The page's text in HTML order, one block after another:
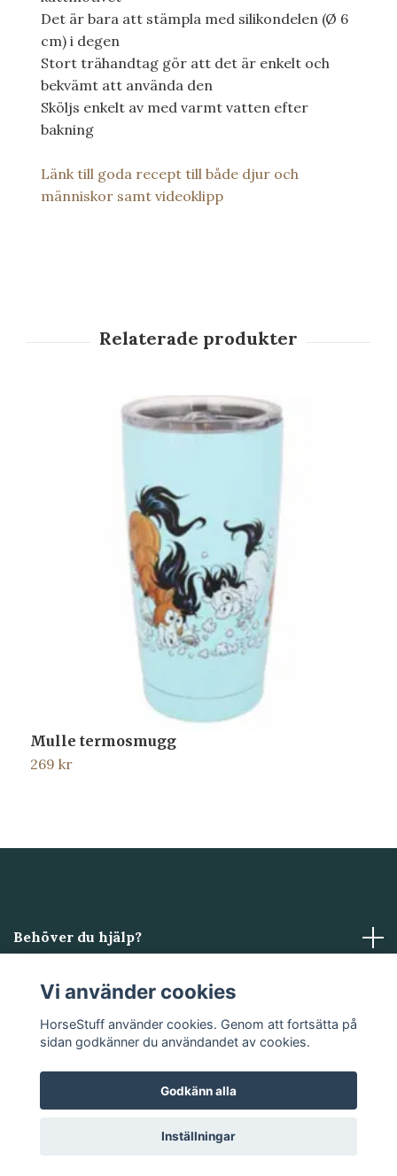
Det är bara att stämpla med silikondelen (Ø 6
cm) i degen
Stort trähandtag gör att det är enkelt och
bekvämt att använda den
Sköljs enkelt av med varmt vatten efter
bakning
Länk till goda recept till både djur och
människor samt videoklipp
Mulle termosmugg
269 kr
Behöver du hjälp?
Läs mer
Sociala medier
© 2026 HorseStuffPowered by Quickbutik
Vi använder cookies
HorseStuff använder cookies. Genom att fortsätta på
sidan godkänner du användandet av cookies.
Godkänn alla
Inställningar